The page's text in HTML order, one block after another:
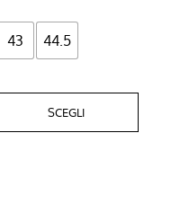
43 44.5
SCEGLI
prodotto